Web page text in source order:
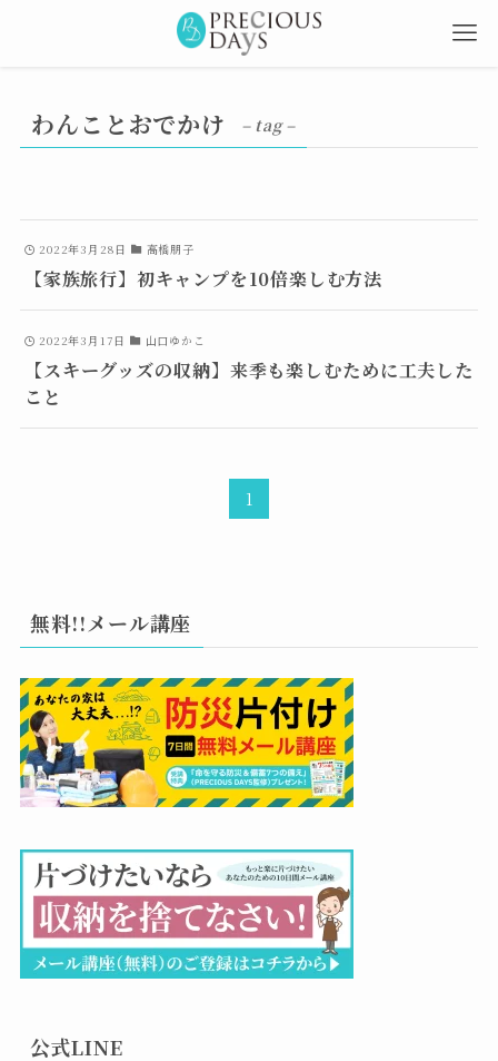
わんことおでかけ – tag –
2022年3月28日 高橋朋子
【家族旅行】初キャンプを10倍楽しむ方法
2022年3月17日 山口ゆかこ
【スキーグッズの収納】来季も楽しむために工夫した
こと
1
無料!!メール講座
公式LINE